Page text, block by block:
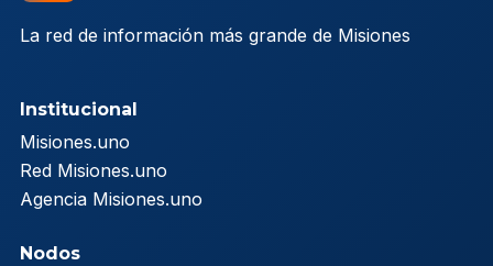
La red de información más grande de Misiones
Institucional
Misiones.uno
Red Misiones.uno
Agencia Misiones.uno
Nodos